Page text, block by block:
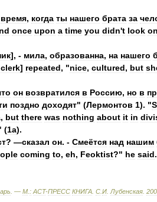
время, когда ты нашего брата за
once upon a time you didn't look on
], - мила, образованна, на нашего
clerk] repeated, "nice, cultured, but
он возвратился в Россию, но в
поздно доходят" (Лермонтов 1). "
, but there was nothing about it in
(1a).
? —сказал он. - Смеётся над нашим
coming to, eh, Feoktist?" he said
. — М : ACT-ПРЕСС КНИГА С И Лубенская